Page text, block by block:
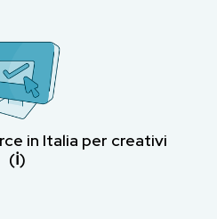
in Italia per creativi
(ℹ︎)